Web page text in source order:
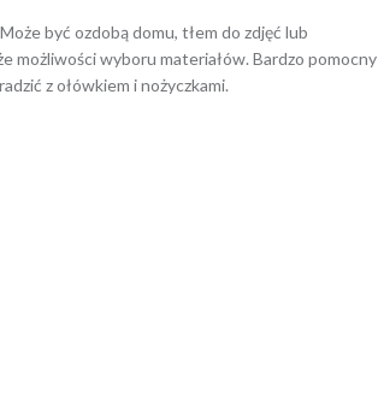
być ozdobą domu, tłem do zdjęć lub
możliwości wyboru materiałów. Bardzo pomocny
z ołówkiem i nożyczkami.